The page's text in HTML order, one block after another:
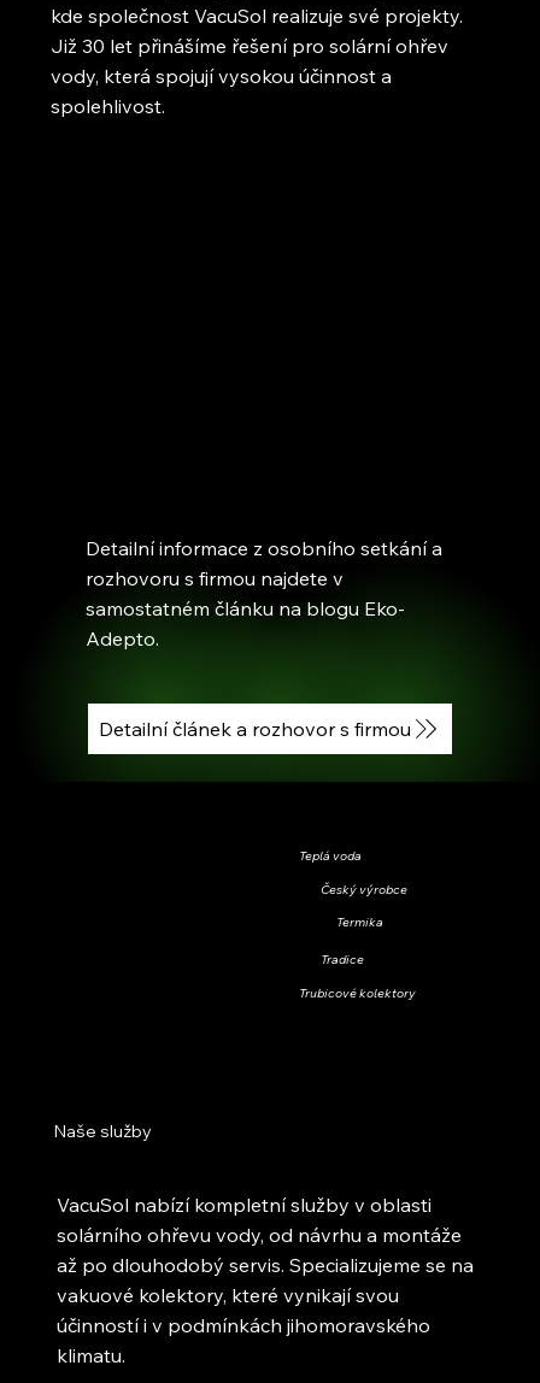
kde společnost VacuSol realizuje své projekty.
Již 30 let přinášíme řešení pro solární ohřev
vody, která spojují vysokou účinnost a
spolehlivost.
Detailní informace z osobního setkání a
rozhovoru s firmou najdete v
samostatném článku na blogu Eko-
Adepto.
Detailní článek a rozhovor s firmou
Teplá voda
Český výrobce
Termika
Tradice
Trubicové kolektory
Naše služby
VacuSol nabízí kompletní služby v oblasti
solárního ohřevu vody, od návrhu a montáže
až po dlouhodobý servis. Specializujeme se na
vakuové kolektory, které vynikají svou
účinností i v podmínkách jihomoravského
klimatu.